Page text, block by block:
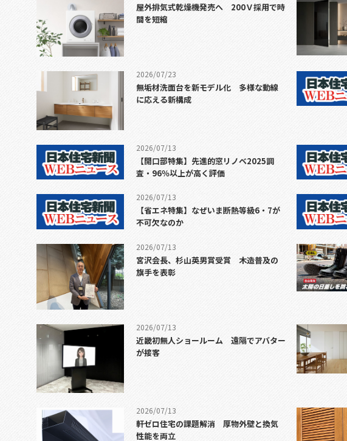
屋外排気式乾燥機発売へ 200Ｖ採用で時
間を短縮
2026/07/23
無垢材洗面台を新モデル化 多様な動線
に応える新構成
2026/07/13
【開口部特集】先進的窓リノベ2025調
査・96％以上が高く評価
2026/07/13
【省エネ特集】なぜいま断熱等級6・7が
不可欠なのか
2026/07/13
宮沢会長、杉山英男賞受賞 木造普及の
旗手を表彰
2026/07/13
近畿初無人ショールーム 遠隔でアバター
が接客
2026/07/13
軒ゼロ住宅の課題解消 厚物外壁と換気
性能を両立